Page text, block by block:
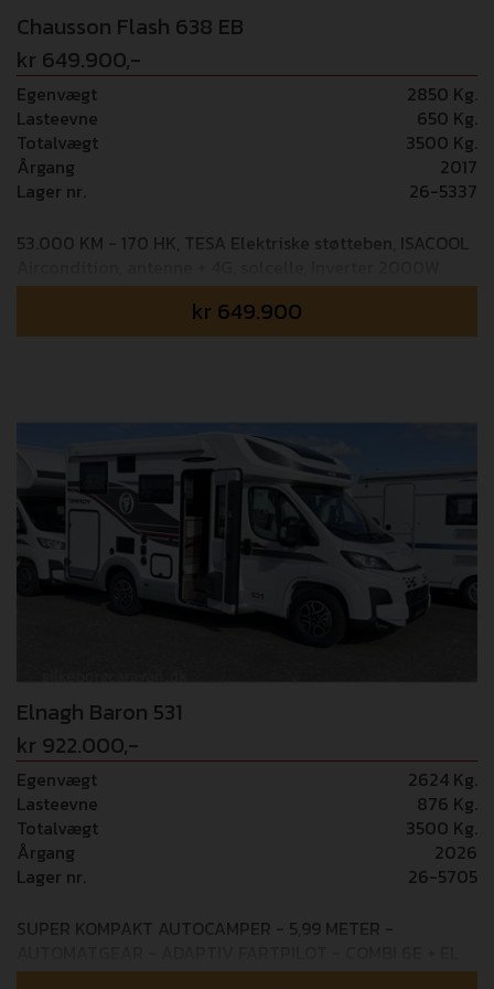
Chausson Flash 638 EB
kr 649.900,-
Egenvægt
2850 Kg.
Lasteevne
650 Kg.
Totalvægt
3500 Kg.
Årgang
2017
Lager nr.
26-5337
53.000 KM - 170 HK, TESA Elektriske støtteben, ISACOOL
kr 649.900
Elnagh Baron 531
kr 922.000,-
Egenvægt
2624 Kg.
Lasteevne
876 Kg.
Totalvægt
3500 Kg.
Årgang
2026
Lager nr.
26-5705
SUPER KOMPAKT AUTOCAMPER - 5,99 METER -
GULVVARME Mulighed for tilkøb af 36 mdr+ GOSafe